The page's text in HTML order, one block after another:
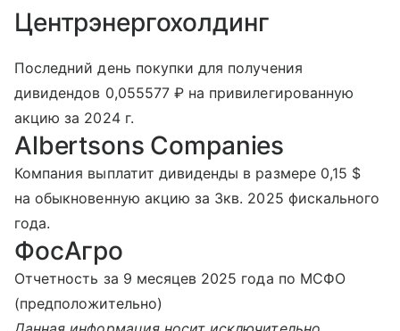
Центрэнергохолдинг
Последний день покупки для получения
дивидендов 0,055577 ₽ на привилегированную
акцию за 2024 г.
Albertsons Companies
Компания выплатит дивиденды в размере 0,15 $
на обыкновенную акцию за 3кв. 2025 фискального
года.
ФосАгро
Отчетность за 9 месяцев 2025 года по МСФО
(предположительно)